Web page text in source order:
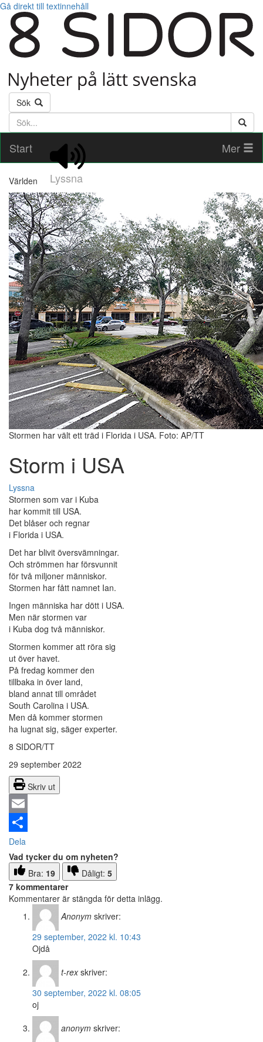
Gå direkt till textinnehåll
Sök
Söktext
Start
Lyssna
Mer
Världen
Stormen har vält ett träd i Florida i USA. Foto: AP/TT
Storm i USA
Lyssna
Stormen som var i Kuba
har kommit till USA.
Det blåser och regnar
i Florida i USA.
Det har blivit översvämningar.
Och strömmen har försvunnit
för två miljoner människor.
Stormen har fått namnet Ian.
Ingen människa har dött i USA.
Men när stormen var
i Kuba dog två människor.
Stormen kommer att röra sig
ut över havet.
På fredag kommer den
tillbaka in över land,
bland annat till området
South Carolina i USA.
Men då kommer stormen
ha lugnat sig, säger experter.
8 SIDOR/TT
29 september 2022
Skriv ut
Email
Dela
Vad tycker du om nyheten?
Bra: 19 Dåligt: 5
7 kommentarer
Kommentarer är stängda för detta inlägg.
Anonym skriver:
29 september, 2022 kl. 10:43
Ojdå
t-rex skriver:
30 september, 2022 kl. 08:05
oj
anonym skriver: